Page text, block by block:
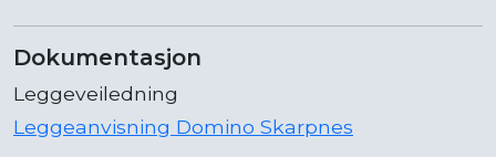
Dokumentasjon
Leggeveiledning
Leggeanvisning Domino Skarpnes